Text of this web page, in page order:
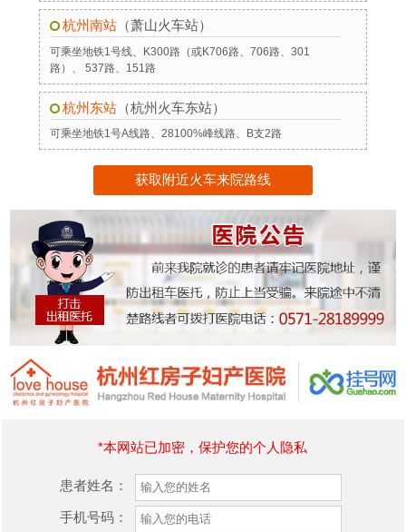
杭州南站 （萧山火车站）
可乘坐地铁1号线、K300路（或K706路、706路、301
路）、 537路、151路
杭州东站 （杭州火车东站）
可乘坐地铁1号A线路、28100%峰线路、B支2路
获取附近火车来院路线
*本网站已加密，保护您的个人隐私
患者姓名：
手机号码：